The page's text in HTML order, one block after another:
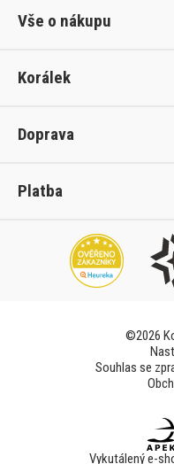
Vše o nákupu
Korálek
Doprava
Platba
©2026
Souhlas se
Vykutálený e-